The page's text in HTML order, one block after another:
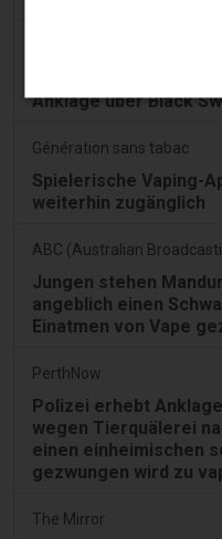
Anklage über Black
Génération sans tabac
Spielerische Vaping-
weiterhin zugänglich
Jungen stehen
angeblich einen
Einatmen von Vape
PerthNow
Polizei erhebt
wegen Tierquälerei
einen einheimischen
gezwungen wird zu
The Mirror